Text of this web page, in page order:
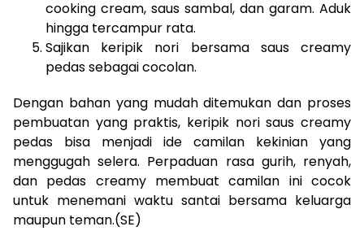
cooking cream, saus sambal, dan garam. Aduk
hingga tercampur rata.
Sajikan keripik nori bersama saus creamy
pedas sebagai cocolan.
Dengan bahan yang mudah ditemukan dan proses
pembuatan yang praktis, keripik nori saus creamy
pedas bisa menjadi ide camilan kekinian yang
menggugah selera. Perpaduan rasa gurih, renyah,
dan pedas creamy membuat camilan ini cocok
untuk menemani waktu santai bersama keluarga
maupun teman.(SE)